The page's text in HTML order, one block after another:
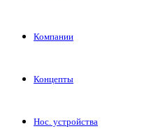
Компании
Концепты
Нос. устройства